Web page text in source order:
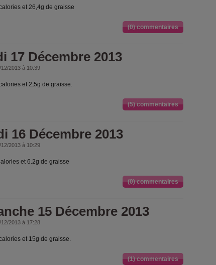
et 26,4g de graisse
(0) commentaires
17 Décembre 2013
12/2013 à 10:39
et 2,5g de graisse.
(5) commentaires
16 Décembre 2013
12/2013 à 10:29
et 6.2g de graisse
(0) commentaires
15 Décembre 2013
12/2013 à 17:28
et 15g de graisse.
(1) commentaires